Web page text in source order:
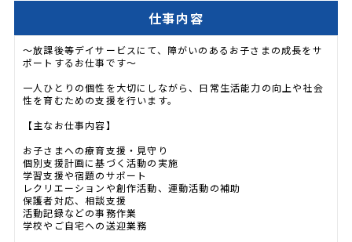
仕事内容
～放課後等デイサービスにて、障がいのあるお子さまの成長をサ
ポートするお仕事です～
一人ひとりの個性を大切にしながら、日常生活能力の向上や社会
性を育むための支援を行います。
【主なお仕事内容】
お子さまへの療育支援・見守り
個別支援計画に基づく活動の実施
学習支援や宿題のサポート
レクリエーションや創作活動、運動活動の補助
保護者対応、相談支援
活動記録などの事務作業
学校やご自宅への送迎業務